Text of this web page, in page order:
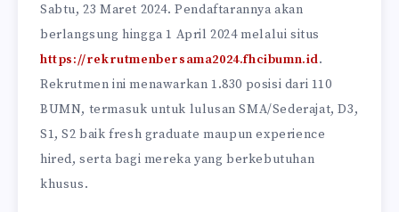
Sabtu, 23 Maret 2024. Pendaftarannya akan
berlangsung hingga 1 April 2024 melalui situs
https://rekrutmenbersama2024.fhcibumn.id.
Rekrutmen ini menawarkan 1.830 posisi dari 110
BUMN, termasuk untuk lulusan SMA/Sederajat, D3,
S1, S2 baik fresh graduate maupun experience
hired, serta bagi mereka yang berkebutuhan
khusus.